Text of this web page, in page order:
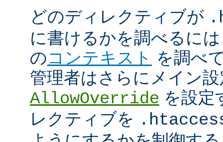
どのディレクティブが
に書けるかを調べるに
のコンテキスト を調べ
管理者はさらにメイン
AllowOverride を設定
レクティブを